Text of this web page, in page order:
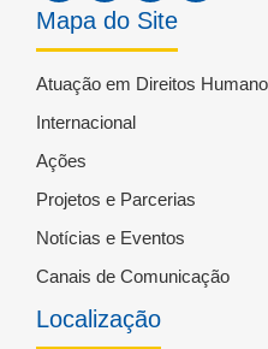
Mapa do Site
Atuação em Direitos
Internacional
Ações
Projetos e Parcerias
Notícias e Eventos
Canais de Comunicação
Localização